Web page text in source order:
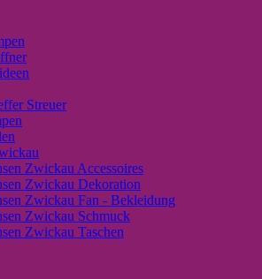
Streuer
Zwickau Accessoires
Zwickau Dekoration
Zwickau Fan - Bekleidung
Zwickau Schmuck
Zwickau Taschen